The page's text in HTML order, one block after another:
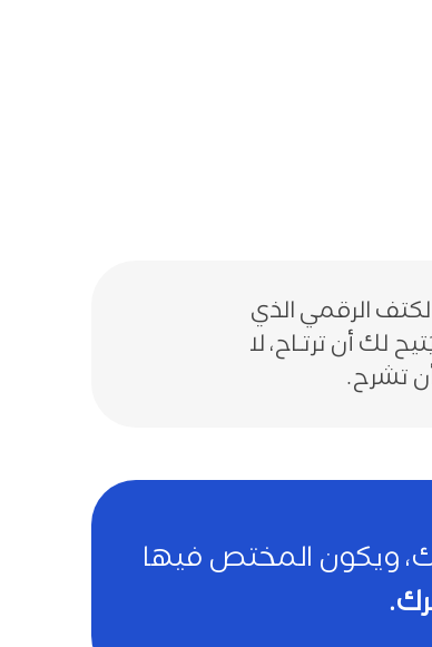
الكتف الرقمي الذي
لك أن ترتـاح، لا
تشرح.
ويكون المختص فيها